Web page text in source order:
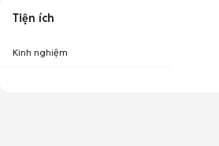
Tiện ích
Kinh nghiệm